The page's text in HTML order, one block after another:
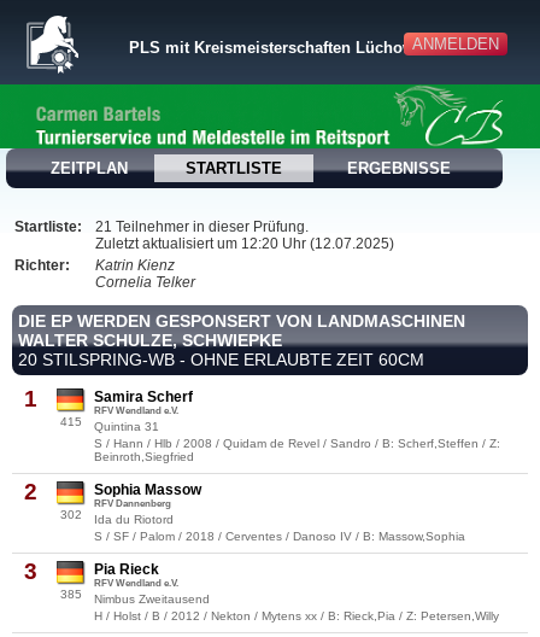
ANMELDEN
PLS mit Kreismeisterschaften Lüchow-DAN 2025
ZEITPLAN STARTLISTE ERGEBNISSE
Startliste:
21 Teilnehmer in dieser Prüfung.
Zuletzt aktualisiert um 12:20 Uhr (12.07.2025)
Richter:
Katrin Kienz
Cornelia Telker
DIE EP WERDEN GESPONSERT VON LANDMASCHINEN
WALTER SCHULZE, SCHWIEPKE
20 STILSPRING-WB - OHNE ERLAUBTE ZEIT 60CM
1
415
Samira Scherf
RFV Wendland e.V.
Quintina 31
S / Hann / Hlb / 2008 / Quidam de Revel / Sandro / B: Scherf,Steffen / Z:
Beinroth,Siegfried
2
302
Sophia Massow
RFV Dannenberg
Ida du Riotord
S / SF / Palom / 2018 / Cerventes / Danoso IV / B: Massow,Sophia
3
385
Pia Rieck
RFV Wendland e.V.
Nimbus Zweitausend
H / Holst / B / 2012 / Nekton / Mytens xx / B: Rieck,Pia / Z: Petersen,Willy